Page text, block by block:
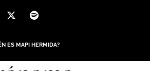
ES MAPI HERMIDA?